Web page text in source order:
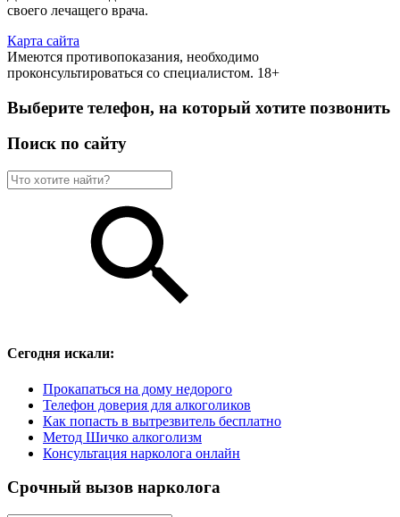
своего лечащего врача.
Карта сайта
Имеются противопоказания, необходимо
проконсультироваться со специалистом. 18+
Выберите телефон, на который хотите позвонить
Поиск по сайту
Сегодня искали:
Прокапаться на дому недорого
Телефон доверия для алкоголиков
Как попасть в вытрезвитель бесплатно
Метод Шичко алкоголизм
Консультация нарколога онлайн
Срочный вызов нарколога